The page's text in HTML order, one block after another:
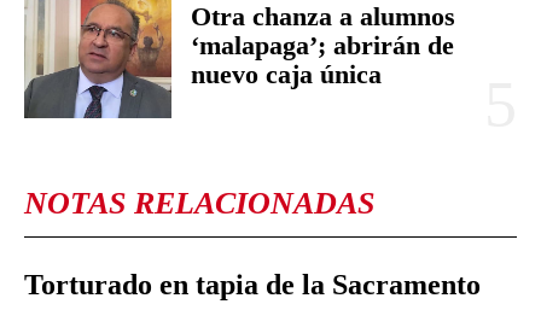
Otra chanza a alumnos
‘malapaga’; abrirán de
nuevo caja única
NOTAS RELACIONADAS
Torturado en tapia de la Sacramento